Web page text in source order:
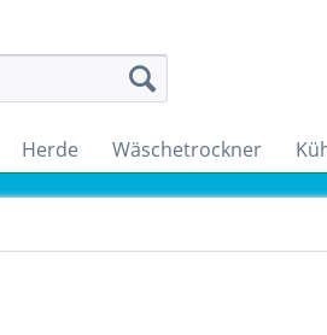
Herde Wäschetrockner